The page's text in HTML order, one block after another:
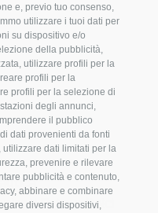
e, previo tuo consenso,
utilizzare i tuoi dati per
su dispositivo e/o
della pubblicità,
utilizzare profili per la
profili per la
profili per la selezione di
degli annunci,
il pubblico
dati provenienti da fonti
dati limitati per la
prevenire e rilevare
pubblicità e contenuto,
abbinare e combinare
diversi dispositivi,
Fotovoltaici